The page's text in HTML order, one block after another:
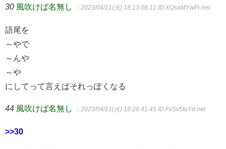
30 風吹けば名無し ：2023/04/11(火) 18:13:08.11 ID:XQsaMYwFr.net
語尾を
～やで
～んや
～や
にしてって言えばそれっぽくなる
44 風吹けば名無し ：2023/04/11(火) 18:26:41.45 ID:FxSv5tuYd.net
>>30